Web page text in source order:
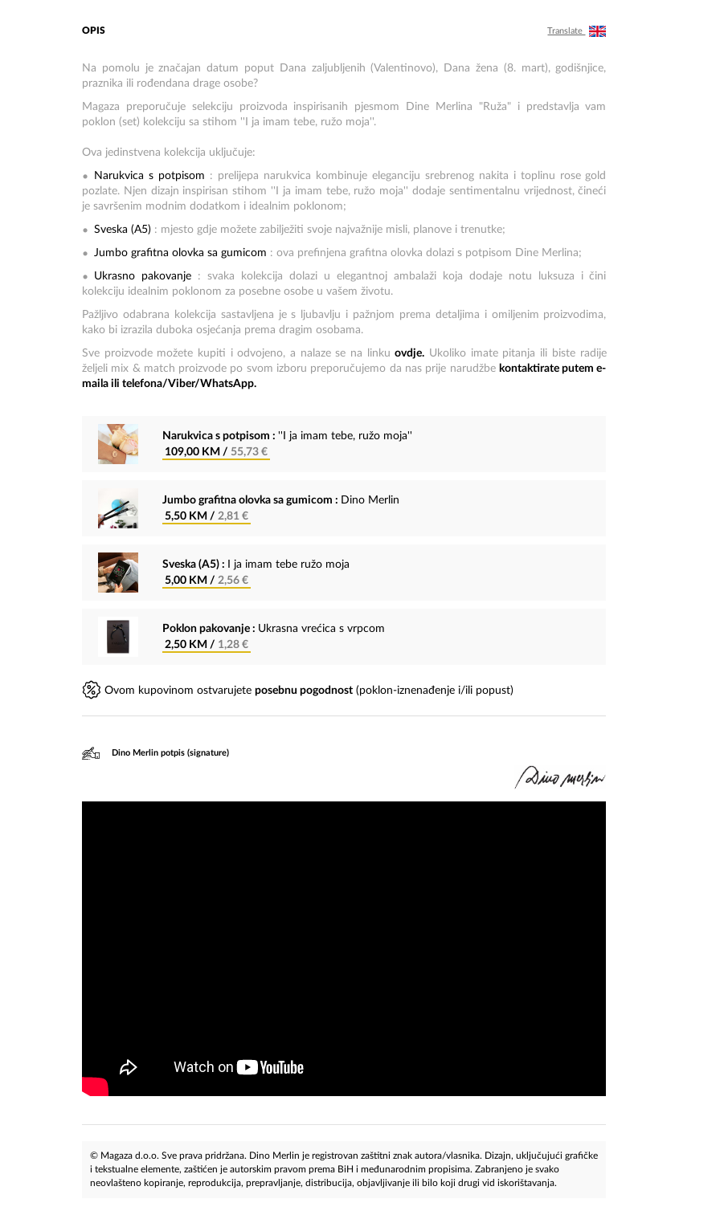
OPIS Translate
Na pomolu je značajan datum poput Dana zaljubljenih (Valentinovo), Dana žena (8. mart), godišnjice,
praznika ili rođendana drage osobe?
Magaza preporučuje selekciju proizvoda inspirisanih pjesmom Dine Merlina "Ruža" i predstavlja vam
poklon (set) kolekciju sa stihom ''I ja imam tebe, ružo moja''.
Ova jedinstvena kolekcija uključuje:
Narukvica s potpisom : prelijepa narukvica kombinuje eleganciju srebrenog nakita i toplinu rose gold
pozlate. Njen dizajn inspirisan stihom ''I ja imam tebe, ružo moja'' dodaje sentimentalnu vrijednost, čineći
je savršenim modnim dodatkom i idealnim poklonom;
Sveska (A5) : mjesto gdje možete zabilježiti svoje najvažnije misli, planove i trenutke;
Jumbo grafitna olovka sa gumicom : ova prefinjena grafitna olovka dolazi s potpisom Dine Merlina;
Ukrasno pakovanje: svaka kolekcija dolazi u elegantnoj ambalaži koja dodaje notu luksuza i čini
kolekciju idealnim poklonom za posebne osobe u vašem životu.
Pažljivo odabrana kolekcija sastavljena je s ljubavlju i pažnjom prema detaljima i omiljenim proizvodima,
kako bi izrazila duboka osjećanja prema dragim osobama.
Sve proizvode možete kupiti i odvojeno, a nalaze se na linkuovdje. Ukoliko imate pitanja ili biste radije
željeli mix & match proizvode po svom izboru preporučujemo da nas prije narudžbe kontaktirate putem e-
maila ili telefona/Viber/WhatsApp.
Narukvica s potpisom : ''I ja imam tebe, ružo moja''
109,00 KM / 55,73 €
Jumbo grafitna olovka sa gumicom : Dino Merlin
5,50 KM / 2,81 €
Sveska (A5) :
I ja imam tebe ružo moja
5,00 KM / 2,56 €
Poklon pakovanje : Ukrasna vrećica s vrpcom
2,50 KM / 1,28 €
Ovom kupovinom ostvarujete posebnu pogodnost (poklon-iznenađenje i/ili popust)
Dino Merlin potpis (signature)
© Magaza d.o.o. Sve prava pridržana. Dino Merlin je registrovan zaštitni znak autora/vlasnika. Dizajn, uključujući grafičke
i tekstualne elemente, zaštićen je autorskim pravom prema BiH i međunarodnim propisima. Zabranjeno je svako
neovlašteno kopiranje, reprodukcija, prepravljanje, distribucija, objavljivanje ili bilo koji drugi vid iskorištavanja.